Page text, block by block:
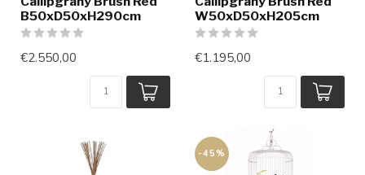
B50xD50xH290cm
€2.550,00
W50xD50xH205cm
€1.195,00
-45%